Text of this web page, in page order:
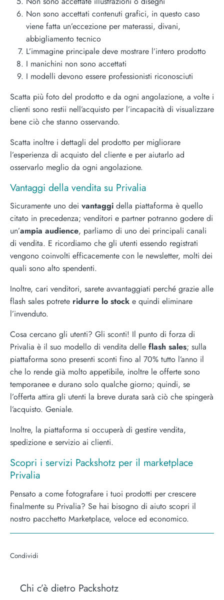
Non sono accettati contenuti grafici, in questo caso
viene fatta un’eccezione per materassi, divani,
abbigliamento tecnico
L’immagine principale deve mostrare l’intero prodotto
I manichini non sono accettati
I modelli devono essere professionisti riconosciuti
Scatta più foto del prodotto e da ogni angolazione, a volte i
clienti sono restii nell’acquisto per l’incapacità di visualizzare
bene ciò che stanno osservando.
Scatta inoltre i dettagli del prodotto per migliorare
l’esperienza di acquisto del cliente e per aiutarlo ad
osservarlo meglio da ogni angolazione.
Vantaggi della vendita su Privalia
Sicuramente uno dei vantaggi della piattaforma è quello
citato in precedenza; venditori e partner potranno godere di
un’ampia audience, parliamo di uno dei principali canali
di vendita. E ricordiamo che gli utenti essendo registrati
vengono coinvolti efficacemente con le newsletter, molti dei
quali sono alto spendenti.
Inoltre, cari venditori, sarete avvantaggiati perché grazie alle
flash sales potrete ridurre lo stock e quindi eliminare
l’invenduto.
Cosa cercano gli utenti? Gli sconti! Il punto di forza di
Privalia è il suo modello di vendita delle flash sales; sulla
piattaforma sono presenti sconti fino al 70% tutto l’anno il
che lo rende già molto appetibile, inoltre le offerte sono
temporanee e durano solo qualche giorno; quindi, se
l’offerta attira gli utenti la breve durata sarà ciò che spingerà
l’acquisto. Geniale.
Inoltre, la piattaforma si occuperà di gestire vendita,
spedizione e servizio ai clienti.
Scopri i servizi Packshotz per il marketplace
Privalia
Pensato a come fotografare i tuoi prodotti per crescere
finalmente su Privalia? Se hai bisogno di aiuto scopri il
nostro pacchetto Marketplace, veloce ed economico.
Condividi
Chi c’è dietro Packshotz